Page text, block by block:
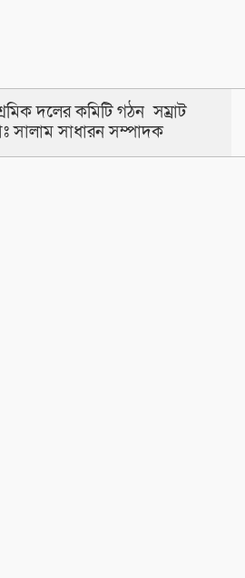
দলের কমিটি গঠন সম্রাট
সালাম সাধারন সম্পাদক